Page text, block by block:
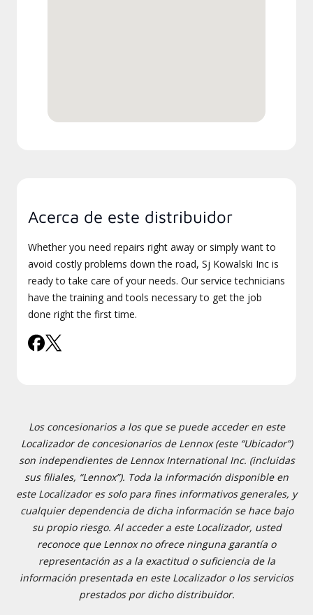
Acerca de este distribuidor
Whether you need repairs right away or simply want to
avoid costly problems down the road, Sj Kowalski Inc is
ready to take care of your needs. Our service technicians
have the training and tools necessary to get the job
done right the first time.
Los concesionarios a los que se puede acceder en este
Localizador de concesionarios de Lennox (este “Ubicador”)
son independientes de Lennox International Inc. (incluidas
sus filiales, “Lennox”). Toda la información disponible en
este Localizador es solo para fines informativos generales, y
cualquier dependencia de dicha información se hace bajo
su propio riesgo. Al acceder a este Localizador, usted
reconoce que Lennox no ofrece ninguna garantía o
representación as a la exactitud o suficiencia de la
información presentada en este Localizador o los servicios
prestados por dicho distribuidor.